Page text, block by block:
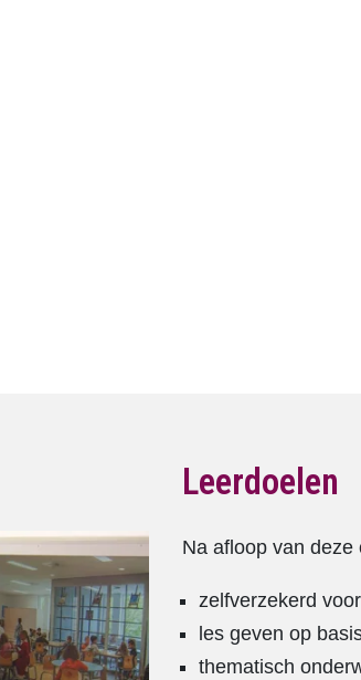
Leerdoelen
Na afloop van deze
zelfverzekerd
les geven op
thematisch